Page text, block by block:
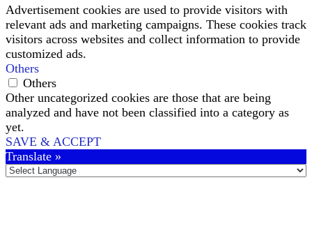
Advertisement cookies are used to provide visitors with
relevant ads and marketing campaigns. These cookies track
visitors across websites and collect information to provide
customized ads.
Others
Others
Other uncategorized cookies are those that are being
analyzed and have not been classified into a category as
yet.
SAVE & ACCEPT
Translate »